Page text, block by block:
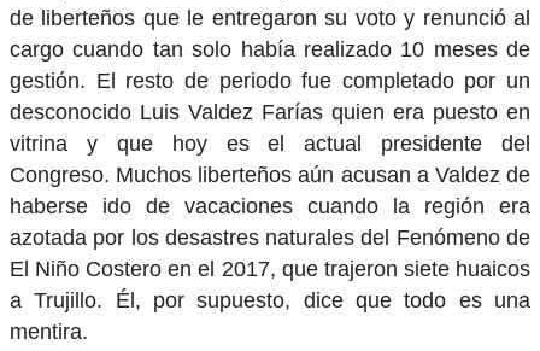
de liberteños que le entregaron su voto y renunció al
cargo cuando tan solo había realizado 10 meses de
gestión. El resto de periodo fue completado por un
desconocido Luis Valdez Farías quien era puesto en
vitrina y que hoy es el actual presidente del
Congreso. Muchos liberteños aún acusan a Valdez de
haberse ido de vacaciones cuando la región era
azotada por los desastres naturales del Fenómeno de
El Niño Costero en el 2017, que trajeron siete huaicos
a Trujillo. Él, por supuesto, dice que todo es una
mentira.